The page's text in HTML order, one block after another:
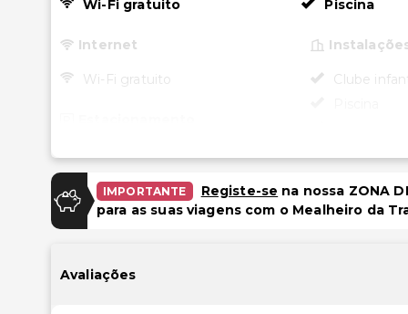
Wi-Fi gratuito Piscina
Internet
Wi-Fi gratuito
Estacionamento (taxa extra)
Garagem
Piscina e Bem-estar
Piscina infantil
Clube
IMPORTANTE Registe-se na nossa ZONA
para as suas viagens com o Mealheiro da
Avaliações